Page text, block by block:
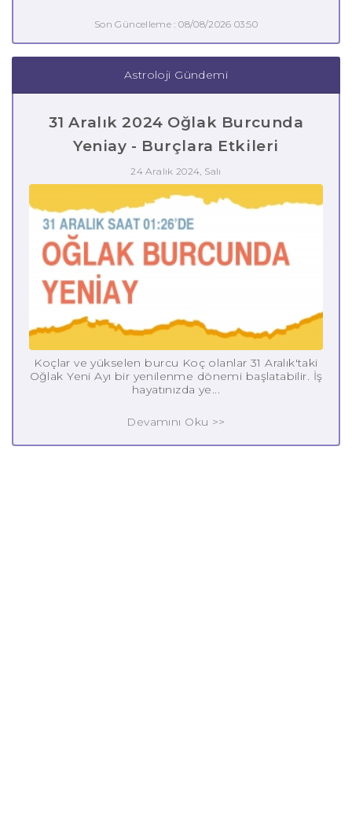
Son Güncelleme : 08/08/2026 03:50
Astroloji Gündemi
31 Aralık 2024 Oğlak Burcunda
Yeniay - Burçlara Etkileri
24 Aralık 2024, Salı
Koçlar ve yükselen burcu Koç olanlar 31 Aralık'taki
Oğlak Yeni Ayı bir yenilenme dönemi başlatabilir. İş
hayatınızda ye...
Devamını Oku >>